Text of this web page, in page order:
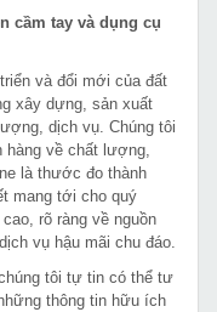
cầm tay và dụng cụ
và đổi mới của đất
xây dựng, sản xuất
dịch vụ. Chúng tôi
về chất lượng,
là thước đo thành
mang tới cho quý
rõ ràng về nguồn
vụ hậu mãi chu đáo.
tôi tự tin có thể tư
thông tin hữu ích